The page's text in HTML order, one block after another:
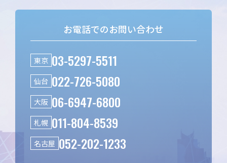
お電話でのお問い合わせ
東京 03-5297-5511
仙台 022-726-5080
大阪 06-6947-6800
札幌 011-804-8539
名古屋 052-202-1233